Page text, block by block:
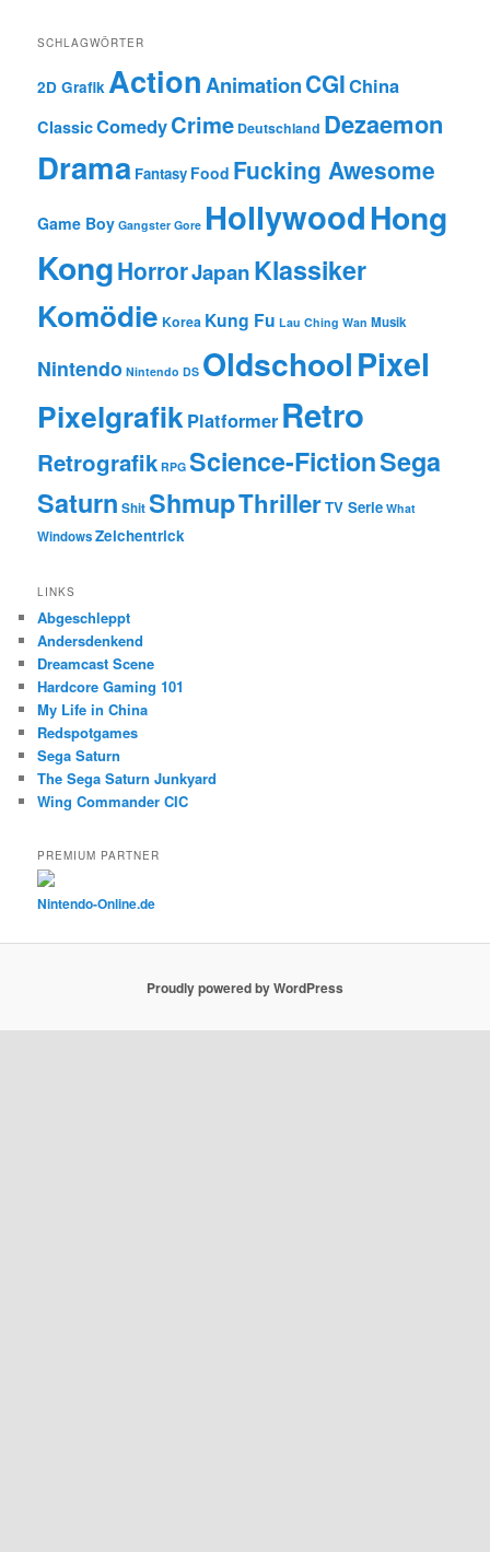
SCHLAGWÖRTER
2D GrafikActionAnimationCGIChina
ClassicComedyCrime Deutschland Dezaemon
Drama Fantasy Food Fucking Awesome
Game Boy Gangster Gore HollywoodHong
KongHorrorJapanKlassiker
Komödie Korea Kung Fu Lau Ching Wan Musik
Nintendo Nintendo DS OldschoolPixel
PixelgrafikPlatformer Retro
Retrografik RPG Science-FictionSega
Saturn ShitShmupThrillerTV Serie What
WindowsZeichentrick
LINKS
Abgeschleppt
Andersdenkend
Dreamcast Scene
Hardcore Gaming 101
My Life in China
Redspotgames
Sega Saturn
The Sega Saturn Junkyard
Wing Commander CIC
PREMIUM PARTNER
Nintendo-Online.de
Proudly powered by WordPress